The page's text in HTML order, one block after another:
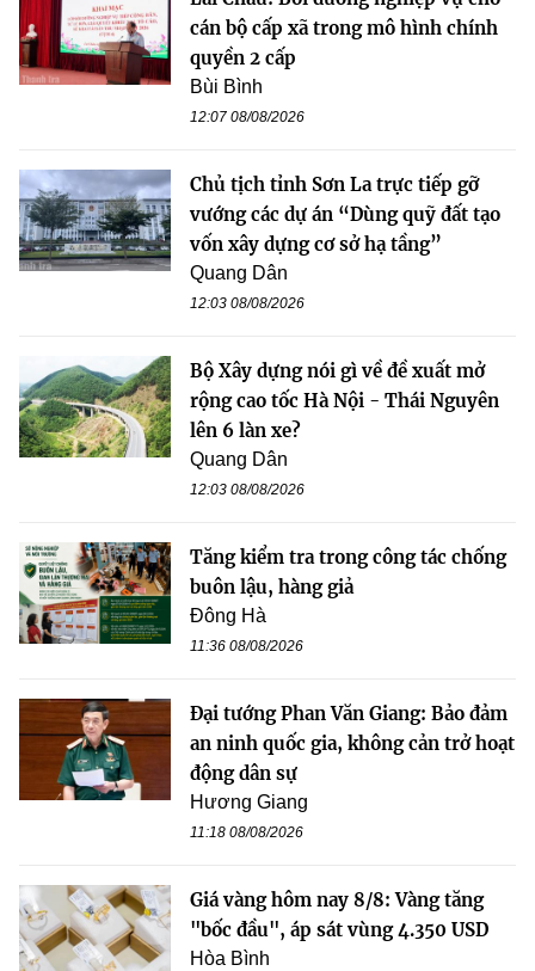
cán bộ cấp xã trong mô hình chính
quyền 2 cấp
Bùi Bình
12:07 08/08/2026
Chủ tịch tỉnh Sơn La trực tiếp gỡ
vướng các dự án “Dùng quỹ đất tạo
vốn xây dựng cơ sở hạ tầng”
Quang Dân
12:03 08/08/2026
Bộ Xây dựng nói gì về đề xuất mở
rộng cao tốc Hà Nội - Thái Nguyên
lên 6 làn xe?
Quang Dân
12:03 08/08/2026
Tăng kiểm tra trong công tác chống
buôn lậu, hàng giả
Đông Hà
11:36 08/08/2026
Đại tướng Phan Văn Giang: Bảo đảm
an ninh quốc gia, không cản trở hoạt
động dân sự
Hương Giang
11:18 08/08/2026
Giá vàng hôm nay 8/8: Vàng tăng
"bốc đầu", áp sát vùng 4.350 USD
Hòa Bình